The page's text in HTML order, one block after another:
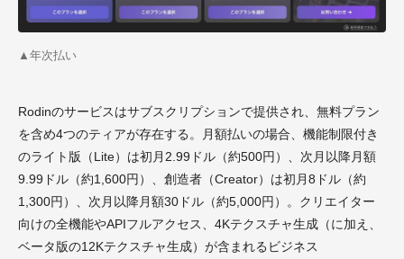
▲年次払い
Rodinのサービスはサブスクリプションで提供され、無料プラン
を含め4つのティアが存在する。月額払いの場合、機能制限付き
のライト版（Lite）は初月2.99ドル（約500円）、次月以降月額
9.99ドル（約1,600円）、創造者（Creator）は初月8ドル（約
1,300円）、次月以降月額30ドル（約5,000円）。クリエイター
向けの全機能やAPIフルアクセス、4Kテクスチャ生成（に加え、
ベータ版の12Kテクスチャ生成）が含まれるビジネス